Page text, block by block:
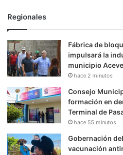
Regionales
Fábrica de
impulsará la
municipio
hace 2 minutos
Consejo
formación en
Terminal de
hace 55 minutos
Gobernación
vacunación